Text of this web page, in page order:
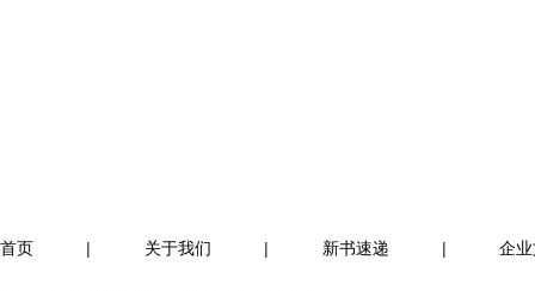
首页 | 关于我们 | 新书速递 | 企